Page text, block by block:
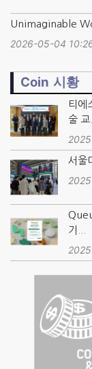
Unimaginable
2026-05-04
Coin 시황
티에
술 교
서울
기...